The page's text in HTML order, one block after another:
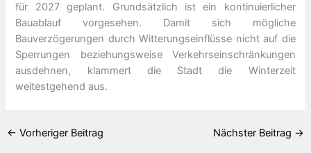
für 2027 geplant. Grundsätzlich ist ein kontinuierlicher
Bauablauf vorgesehen. Damit sich mögliche
Bauverzögerungen durch Witterungseinflüsse nicht auf die
Sperrungen beziehungsweise Verkehrseinschränkungen
ausdehnen, klammert die Stadt die Winterzeit
weitestgehend aus.
← Vorheriger Beitrag Nächster Beitrag →